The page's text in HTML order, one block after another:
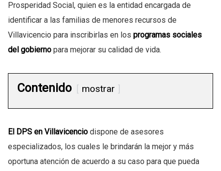
Prosperidad Social, quien es la entidad encargada de
identificar a las familias de menores recursos de
Villavicencio para inscribirlas en los programas sociales
del gobierno para mejorar su calidad de vida.
Contenido mostrar
El DPS en Villavicencio dispone de asesores
especializados, los cuales le brindarán la mejor y más
oportuna atención de acuerdo a su caso para que pueda